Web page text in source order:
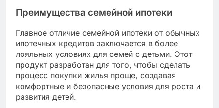
Преимущества семейной ипотеки
Главное отличие семейной ипотеки от обычных
ипотечных кредитов заключается в более
лояльных условиях для семей с детьми. Этот
продукт разработан для того, чтобы сделать
процесс покупки жилья проще, создавая
комфортные и безопасные условия для роста и
развития детей.